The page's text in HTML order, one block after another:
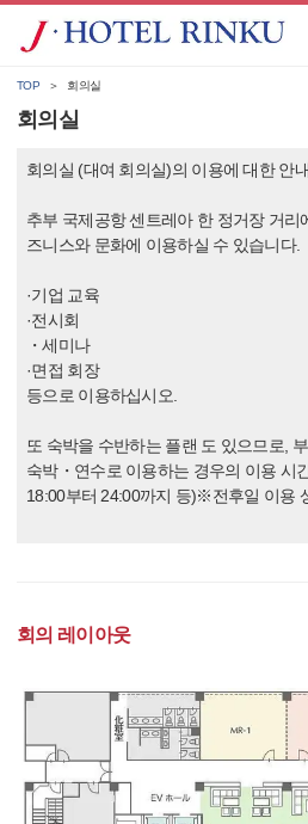
TOP 회의실
회의실
회의실 (대여 회의실)의 이용에 대한 안내
추부 국제공항 센트레아 한 정거장 거리
즈니스와 문화에 이용하실 수 있습니다.
·기업 교육
·전시회
・세미나
·면접 회장
등으로 이용하십시오.
또 숙박을 수반하는 플랜 도 있으므로,
숙박・연수로 이용하는 경우의 이용 시
18:00부터 24:00까지 등)※전후일 이용
회의 레이아웃